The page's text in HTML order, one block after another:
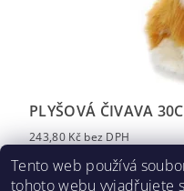
PLYŠOVÁ ČIVAVA
243,80 Kč bez DPH
295 Kč
Tento web používá
tohoto webu vyjadřujete